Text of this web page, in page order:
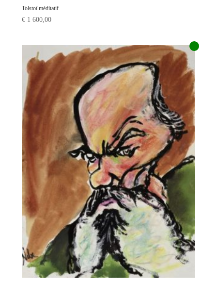
Tolstoï méditatif
€1 600,00